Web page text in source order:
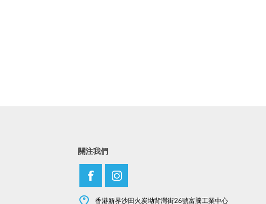
關注我們
香港新界沙田火炭坳背灣街26號富騰工業中心